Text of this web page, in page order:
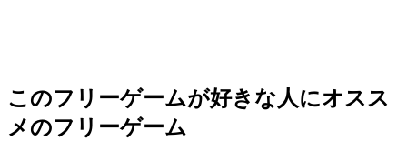
このフリーゲームが好きな人にオスス
メのフリーゲーム